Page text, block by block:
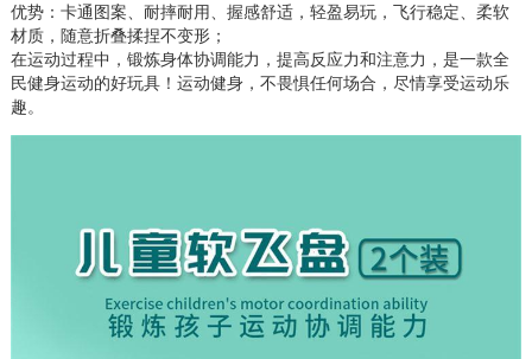
优势：卡通图案、耐摔耐用、握感舒适，轻盈易玩，飞行稳定、柔软
材质，随意折叠揉捏不变形；
在运动过程中，锻炼身体协调能力，提高反应力和注意力，是一款全
民健身运动的好玩具！运动健身，不畏惧任何场合，尽情享受运动乐
趣。